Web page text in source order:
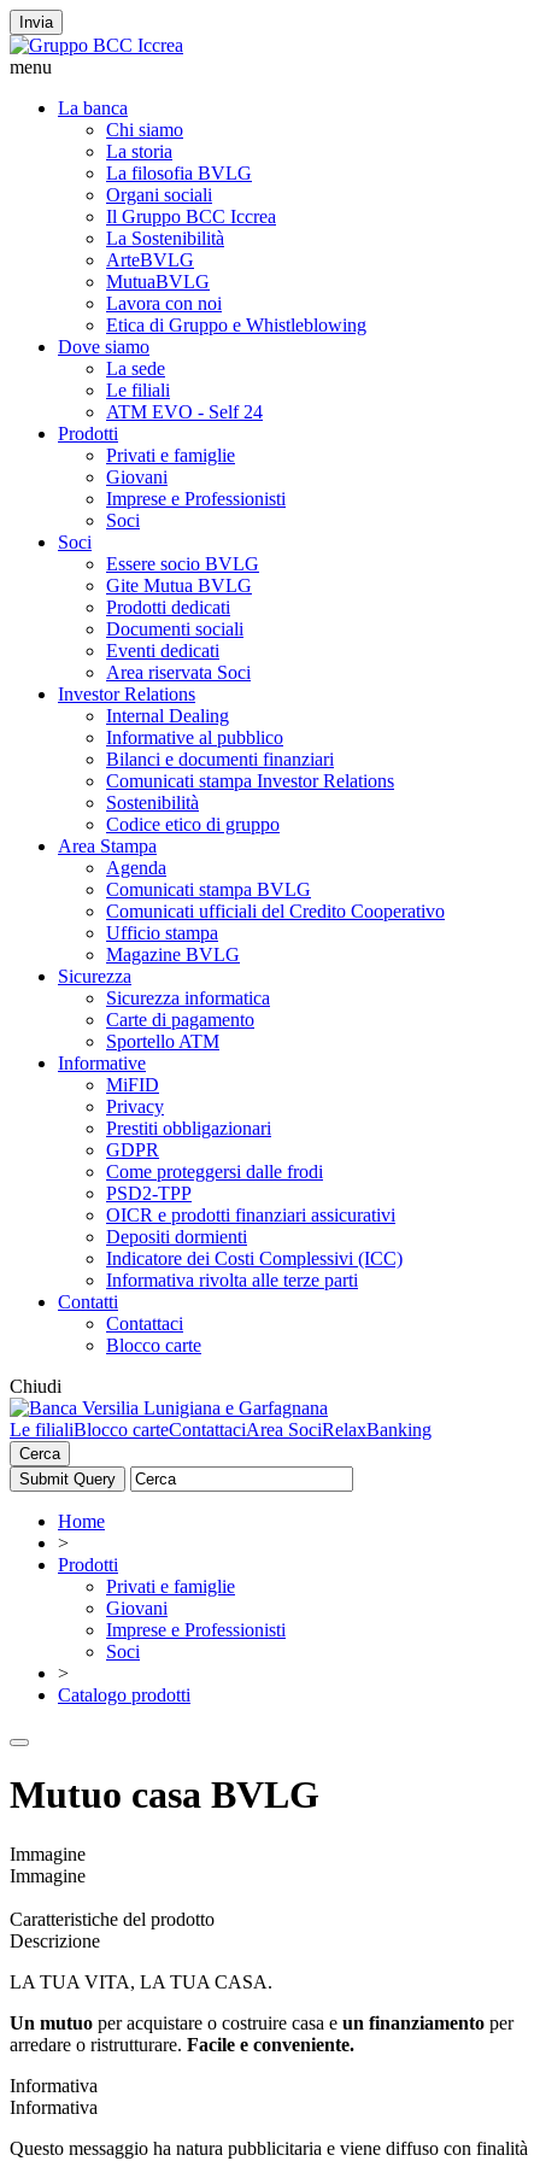
Invia
menu
La banca
Chi siamo
La storia
La filosofia BVLG
Organi sociali
Il Gruppo BCC Iccrea
La Sostenibilità
ArteBVLG
MutuaBVLG
Lavora con noi
Etica di Gruppo e Whistleblowing
Dove siamo
La sede
Le filiali
ATM EVO - Self 24
Prodotti
Privati e famiglie
Giovani
Imprese e Professionisti
Soci
Soci
Essere socio BVLG
Gite Mutua BVLG
Prodotti dedicati
Documenti sociali
Eventi dedicati
Area riservata Soci
Investor Relations
Internal Dealing
Informative al pubblico
Bilanci e documenti finanziari
Comunicati stampa Investor Relations
Sostenibilità
Codice etico di gruppo
Area Stampa
Agenda
Comunicati stampa BVLG
Comunicati ufficiali del Credito Cooperativo
Ufficio stampa
Magazine BVLG
Sicurezza
Sicurezza informatica
Carte di pagamento
Sportello ATM
Informative
MiFID
Privacy
Prestiti obbligazionari
GDPR
Come proteggersi dalle frodi
PSD2-TPP
OICR e prodotti finanziari assicurativi
Depositi dormienti
Indicatore dei Costi Complessivi (ICC)
Informativa rivolta alle terze parti
Contatti
Contattaci
Blocco carte
Chiudi
Le filialiBlocco carteContattaciArea SociRelaxBanking
Cerca
Home
>
Prodotti
Privati e famiglie
Giovani
Imprese e Professionisti
Soci
>
Catalogo prodotti
Mutuo casa BVLG
Immagine
Immagine
Caratteristiche del prodotto
Descrizione
LA TUA VITA, LA TUA CASA.
Un mutuo per acquistare o costruire casa e un finanziamento per
arredare o ristrutturare. Facile e conveniente.
Informativa
Informativa
Questo messaggio ha natura pubblicitaria e viene diffuso con finalità